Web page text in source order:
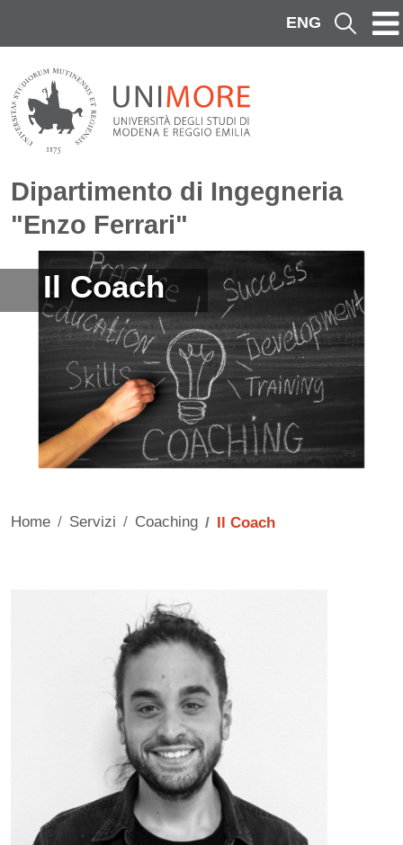
ENG Cerca
Dipartimento di Ingegneria
"Enzo Ferrari"
Immagine
Il Coach
Home Servizi Coaching Il Coach